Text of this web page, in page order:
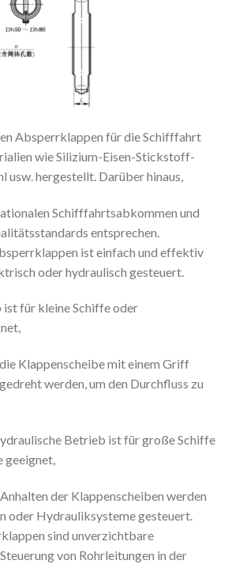
Absperrklappen für die Schifffahrt
wie Silizium-Eisen-Stickstoff-
usw. hergestellt. Darüber hinaus,
Schifffahrtsabkommen und
entsprechen.
ist einfach und effektiv
oder hydraulisch gesteuert.
für kleine Schiffe oder
Klappenscheibe mit einem Griff
werden, um den Durchfluss zu
Betrieb ist für große Schiffe
geeignet,
der Klappenscheiben werden
oder Hydrauliksysteme gesteuert.
sind unverzichtbare
von Rohrleitungen in der